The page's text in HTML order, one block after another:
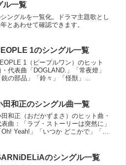
ル一覧
ングルを一覧化。ドラマ主題歌とし
とあわせて確認できます。
1のシングル一覧
1（ピープルワン）のヒット
・代表曲「DOGLAND.」「常夜燈」
銃の部品」「鈴々」「怪獣」
トブレイク・ダンスミュージック」
ラヴ・ソング」「アイ...
田和正のシングル曲一覧
田和正（おだかずまさ）のヒット曲・
表曲：「ラブ・ストーリーは突然に」
Oh! Yeah!」「いつか どこかで」「キ
真夏の恋」「君にMerry Xmas」...
のシングル一覧